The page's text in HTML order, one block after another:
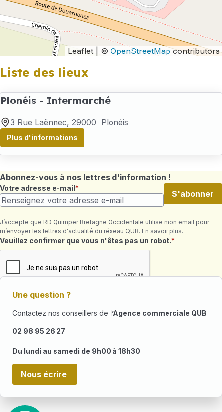
Leaflet | © OpenStreetMapcontributors
Liste des lieux
Plonéis - Intermarché
3 Rue Laënnec, 29000 Plonéis
Plus d'informations
Abonnez-vous à nos lettres d'information !
Votre adresse e-mail
S'abonner
J’accepte que RD Quimper Bretagne Occidentale utilise mon email pour
m’envoyer les lettres d'actualité du réseau QUB. En savoir plus.
Champ requis
Veuillez confirmer que vous n'êtes pas un robot.
Une question ?
Contactez nos conseillers de l’Agence commerciale QUB
02 98 95 26 27
Du lundi au samedi de 9h00 à 18h30
Nous écrire